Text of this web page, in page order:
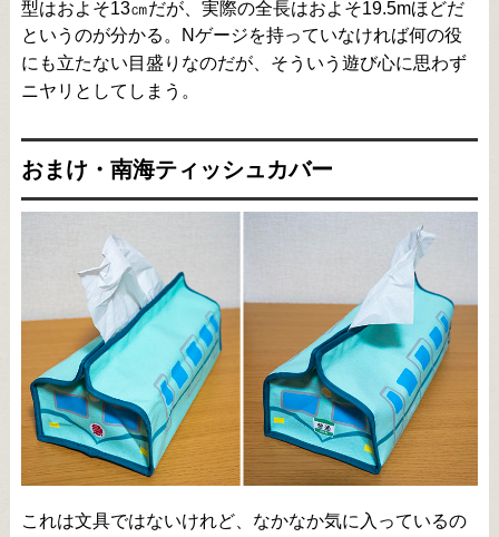
型はおよそ13㎝だが、実際の全長はおよそ19.5mほどだ
というのが分かる。Nゲージを持っていなければ何の役
にも立たない目盛りなのだが、そういう遊び心に思わず
ニヤリとしてしまう。
おまけ・南海ティッシュカバー
これは文具ではないけれど、なかなか気に入っているの